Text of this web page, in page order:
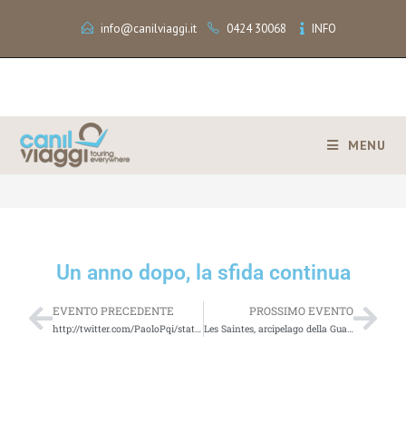
info@canilviaggi.it 0424 30068 INFO
MENU
> Un anno dopo, la sfida continua
Un anno dopo, la sfida continua
EVENTO PRECEDENTE
http://twitter.com/PaoloPqi/status/1371187517131751426Talkwalker Alert: 50 results for [turismo]
PROSSIMO EVENTO
Les Saintes, arcipelago della Guadalupa